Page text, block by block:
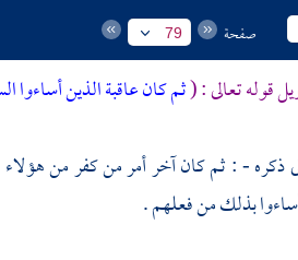
صفحة 79
قوله تعالى : (ثم كان عاقبة الذين أساءوا
ذكره - : ثم كان آخر أمر من كفر من هؤلاء
بذلك من فعلهم .